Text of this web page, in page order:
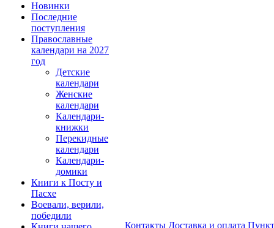
Новинки
Последние
поступления
Православные
календари на 2027
год
Детские
календари
Женские
календари
Календари-
книжки
Перекидные
календари
Календари-
домики
Книги к Посту и
Пасхе
Воевали, верили,
победили
Контакты Доставка и оплата